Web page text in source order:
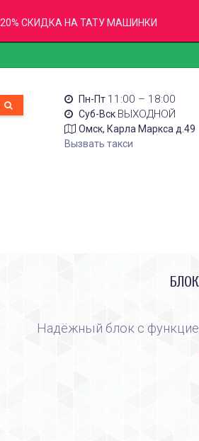
20% СКИДКА НА ТАТУ МАШИНКИ
Пн-Пт 11:00 – 18:00
Суб-Вск ВЫХОДНОЙ
Омск, Карла Маркса д.49
Вызвать такси
Надёжный блок с